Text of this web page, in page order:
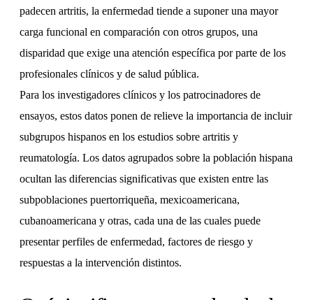
padecen artritis, la enfermedad tiende a suponer una mayor
carga funcional en comparación con otros grupos, una
disparidad que exige una atención específica por parte de los
profesionales clínicos y de salud pública.
Para los investigadores clínicos y los patrocinadores de
ensayos, estos datos ponen de relieve la importancia de incluir
subgrupos hispanos en los estudios sobre artritis y
reumatología. Los datos agrupados sobre la población hispana
ocultan las diferencias significativas que existen entre las
subpoblaciones puertorriqueña, mexicoamericana,
cubanoamericana y otras, cada una de las cuales puede
presentar perfiles de enfermedad, factores de riesgo y
respuestas a la intervención distintos.